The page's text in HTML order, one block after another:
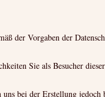
der Vorgaben der
Sie als Besucher
bei der Erstellung